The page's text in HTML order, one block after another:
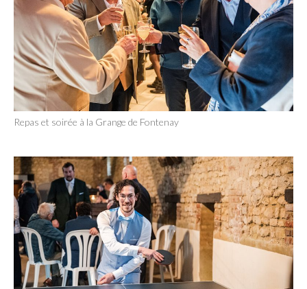
Repas et soirée à la Grange de Fontenay